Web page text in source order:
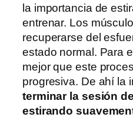
la importancia de
entrenar. Los
recuperarse del
estado normal. Para
mejor que este
progresiva. De ahí la
terminar la sesión
estirando